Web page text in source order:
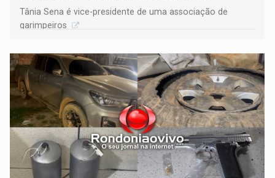
Tânia Sena é vice-presidente de uma associação de
garimpeiros